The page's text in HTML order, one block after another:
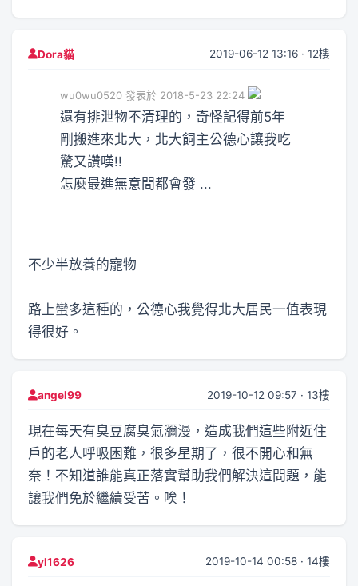
Dora貓 2019-06-12 13:16 · 12樓
wu0wu0520 發表於 2018-5-23 22:24
還有排泄物不清理的，奇怪記得前5年
剛搬進來北大，北大飼主公德心讓我吃
驚又讚嘆!!
怎麼最進無意間都會發 ...
不少半放養的寵物
路上蠻多這種的，公德心我覺得北大居民一值表現
得很好。
angel99 2019-10-12 09:57 · 13樓
現在每天有臭豆腐臭氣瀰漫，造成我們這些附近住
戶的老人呼吸困難，很多星期了，很不開心和無
奈！不知道誰能真正落實幫助我們解決這問題，能
讓我們免於繼續受苦。唉！
yl1626 2019-10-14 00:58 · 14樓